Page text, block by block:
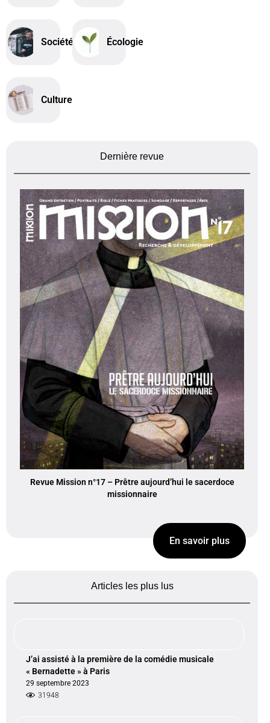
Société Écologie
Culture
Dernière revue
Revue Mission n°17 – Prêtre aujourd’hui le sacerdoce
missionnaire
En savoir plus
Articles les plus lus
J’ai assisté à la première de la comédie musicale
« Bernadette » à Paris
29 septembre 2023
31948